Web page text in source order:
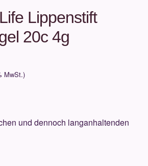
Lippenstift
20c 4g
und dennoch langanhaltenden